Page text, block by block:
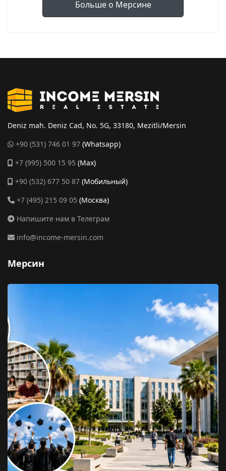
Больше о Мерсине
Deniz mah. Deniz Cad, No. 5G, 33180, Mezitli/Mersin
+90 (531) 746 01 97 (Whatsapp)
+7 (995) 500 15 95 (Max)
+90 (532) 677 50 87 (Мобильный)
+7 (495) 215 09 05 (Москва)
Напишите нам в Телеграм
info@income-mersin.com
Мерсин